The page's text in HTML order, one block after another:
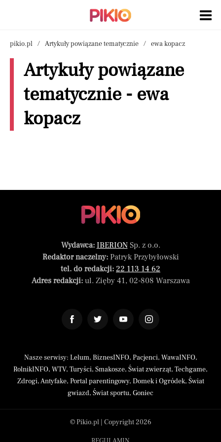
pikio.pl Artykuły powiązane tematycznie ewa kopacz
Artykuły powiązane
tematycznie - ewa
kopacz
Wydawca: IBERIONSp. z o.o.
Redaktor naczelny:Patryk Przybyłowski
tel. do redakcji: 22 113 14 62
Adres redakcji:ul. Zięby 41, 02-808 Warszawa
Nasze serwisy: Lelum, BiznesINFO, Pacjenci, WawaINFO,
RolnikINFO, WTV, Turyści, Smakosze, Świat zwierząt, Techgame,
Zdrogi,Antyfake, Portal parentingowy, Domek i Ogródek, Świat
gwiazd, Świat sportu, Goniec
© Pikio.pl | Copyright 2026